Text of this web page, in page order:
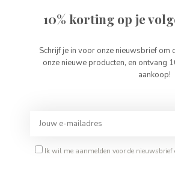
Great Pretenders
sticker
10% korting op je
Schrijf je in voor onze nieuwsbrief
onze nieuwe producten, en ontvang
aankoop!
Ik wil me aanmelden voor de nieuwsbrief